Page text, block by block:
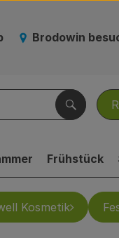
Brodowin
Suchen
Frühstück
Kosmetik